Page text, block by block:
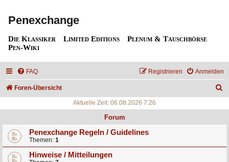
Penexchange
Die Klassiker Limited Editions
Plenum & Tauschbörse
Pen-Wiki
FAQ Anmelden
Registrieren
Foren-Übersicht
Aktuelle Zeit: 06.08.2026 7:26
Forum
Penexchange Regeln / Guidelines
Themen: 1
Hinweise / Mitteilungen